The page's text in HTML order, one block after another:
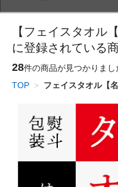
【フェイスタオル
に登録されている
28件の商品が見つかりまし
TOP > フェイスタオル【